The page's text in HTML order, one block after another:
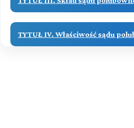
TYTUŁ IV. Właściwość sądu